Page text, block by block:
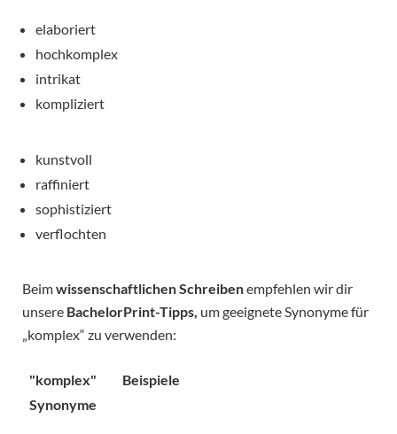
elaboriert
hochkomplex
intrikat
kompliziert
kunstvoll
raffiniert
sophistiziert
verflochten
Beimwissenschaftlichen Schreibenempfehlen wir dir
unsere BachelorPrint-Tipps, um geeignete Synonyme für
„komplex“ zu verwenden:
"komplex"
Synonyme
Beispiele